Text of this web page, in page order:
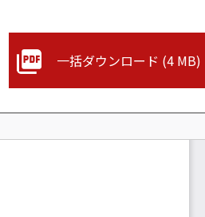
一括ダウンロード (4 MB)